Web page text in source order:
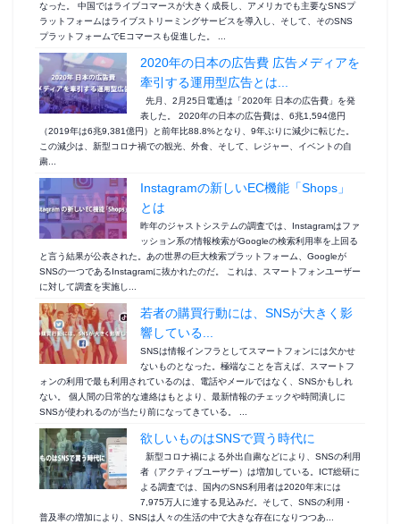
なった。 中国ではライブコマースが大きく成長し、アメリカでも主要なSNSプ
ラットフォームはライブストリーミングサービスを導入し、そして、そのSNS
プラットフォームでEコマースも促進した。 ...
2020年の日本の広告費 広告メディアを
牽引する運用型広告とは...
先月、2月25日電通は「2020年 日本の広告費」を発
表した。 2020年の日本の広告費は、6兆1,594億円
（2019年は6兆9,381億円）と前年比88.8%となり、9年ぶりに減少に転じた。
この減少は、新型コロナ禍での観光、外食、そして、レジャー、イベントの自
粛...
Instagramの新しいEC機能「Shops」
とは
昨年のジャストシステムの調査では、Instagramはファ
ッション系の情報検索がGoogleの検索利用率を上回る
と言う結果が公表された。あの世界の巨大検索プラットフォーム、Googleが
SNSの一つであるInstagramに抜かれたのだ。 これは、スマートフォンユーザー
に対して調査を実施し...
若者の購買行動には、SNSが大きく影
響している...
SNSは情報インフラとしてスマートフォンには欠かせ
ないものとなった。極端なことを言えば、スマートフ
ォンの利用で最も利用されているのは、電話やメールではなく、SNSかもしれ
ない。 個人間の日常的な連絡はもとより、最新情報のチェックや時間潰しに
SNSが使われるのが当たり前になってきている。 ...
欲しいものはSNSで買う時代に
新型コロナ禍による外出自粛などにより、SNSの利用
者（アクティブユーザー）は増加している。ICT総研に
よる調査では、国内のSNS利用者は2020年末には
7,975万人に達する見込みだ。そして、SNSの利用・
普及率の増加により、SNSは人々の生活の中で大きな存在になりつつあ...